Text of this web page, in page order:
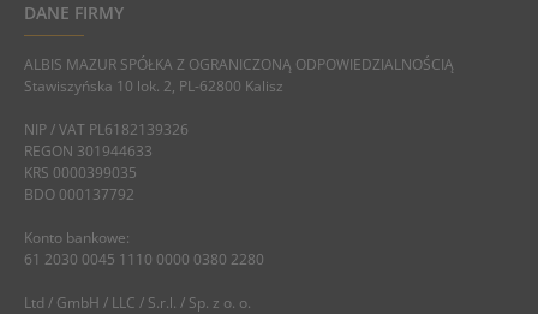
DANE FIRMY
ALBIS MAZUR SPÓŁKA Z OGRANICZONĄ ODPOWIEDZIALNOŚCIĄ
Stawiszyńska 10 lok. 2, PL-62800 Kalisz
NIP / VAT PL6182139326
REGON 301944633
KRS 0000399035
BDO 000137792
Konto bankowe:
61 2030 0045 1110 0000 0380 2280
Ltd / GmbH / LLC / S.r.l. / Sp. z o. o.